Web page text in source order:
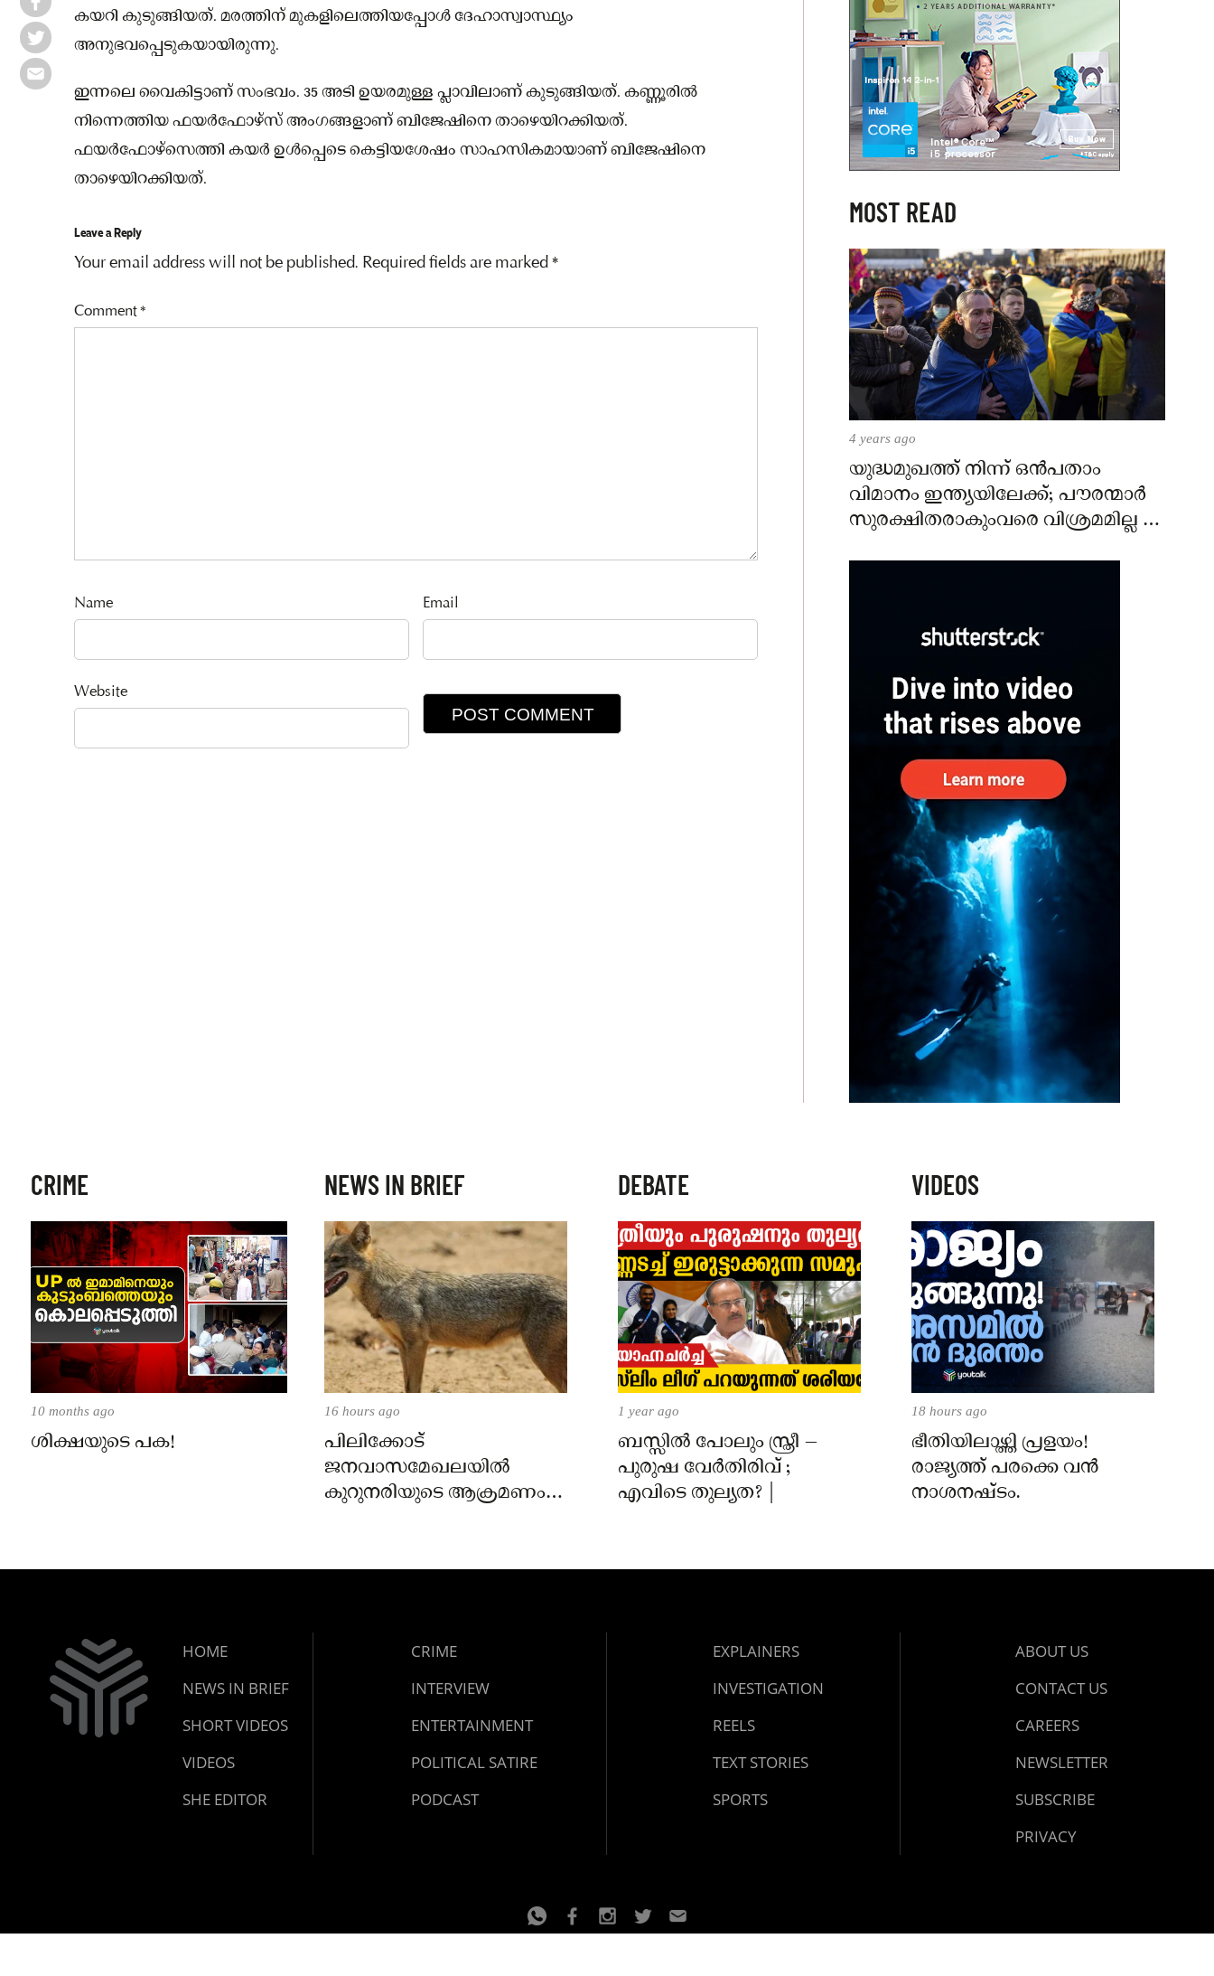
കയറി കുടുങ്ങിയത്. മരത്തിന് മുകളിലെത്തിയപ്പോള്‍ ദേഹാസ്വാസ്ഥ്യം
അനുഭവപ്പെടുകയായിരുന്നു.
ഇന്നലെ വൈകിട്ടാണ് സംഭവം. 35 അടി ഉയരമുള്ള പ്ലാവിലാണ് കുടുങ്ങിയത്. കണ്ണൂരിൽ
നിന്നെത്തിയ ഫയർഫോഴ്സ് അംഗങ്ങളാണ് ബിജേഷിനെ താഴെയിറക്കിയത്.
ഫയര്‍ഫോഴ്സെത്തി കയര്‍ ഉള്‍പ്പെടെ കെട്ടിയശേഷം സാഹസികമായാണ് ബിജേഷിനെ
താഴെയിറക്കിയത്.
Leave a Reply
Your email address will not be published. Required fields are marked*
Comment*
Name Email
Website
MOST READ
4 years ago
യുദ്ധമുഖത്ത് നിന്ന് ഒൻപതാം
വിമാനം ഇന്ത്യയിലേക്ക്; പൗരന്മാർ
സുരക്ഷിതരാകുംവരെ വിശ്രമമില്ല –
CRIME
10 months ago
ശിക്ഷയുടെ പക!
NEWS IN BRIEF
16 hours ago
പിലിക്കോട്
ജനവാസമേഖലയിൽ
കുറുനരിയുടെ ആക്രമണം;
പഞ്ചായത്ത്
DEBATE
1 year ago
ബസ്സിൽ പോലും സ്ത്രീ –
പുരുഷ വേർതിരിവ് ;
എവിടെ തുല്യത? |
VIDEOS
18 hours ago
ഭീതിയിലാഴ്ത്തി പ്രളയം!
രാജ്യത്ത് പരക്കെ വൻ
നാശനഷ്ടം.
HOME
NEWS IN BRIEF
SHORT VIDEOS
VIDEOS
SHE EDITOR
CRIME
INTERVIEW
ENTERTAINMENT
POLITICAL SATIRE
PODCAST
EXPLAINERS
INVESTIGATION
REELS
TEXT STORIES
SPORTS
ABOUT US
CONTACT US
CAREERS
NEWSLETTER
SUBSCRIBE
PRIVACY